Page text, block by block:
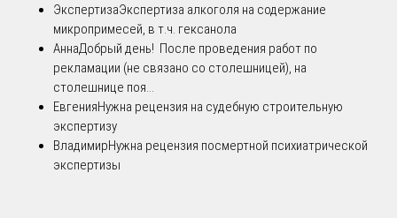
ЭкспертизаЭкспертиза алкоголя на содержание
микропримесей, в т.ч. гексанола
АннаДобрый день! После проведения работ по
рекламации (не связано со столешницей), на
столешнице поя...
ЕвгенияНужна рецензия на судебную строительную
экспертизу
ВладимирНужна рецензия посмертной психиатрической
экспертизы